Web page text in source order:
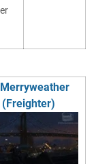
(Freighter)